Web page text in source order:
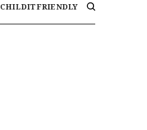
CHILDITFRIENDLY